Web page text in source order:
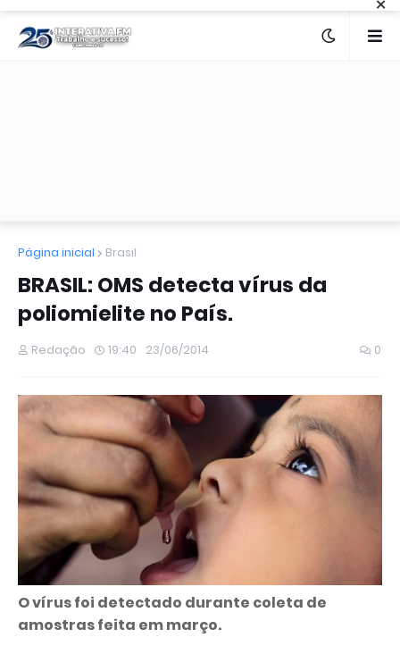
Página inicial Brasil
BRASIL: OMS detecta vírus da
poliomielite no País.
Redação 19:40 23/06/2014 0
O vírus foi detectado durante coleta de
amostras feita em março.